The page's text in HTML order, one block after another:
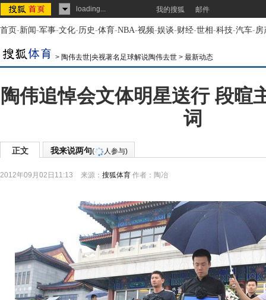
loading... 我的搜狐 邮件
首页-新闻-军事-文化-历史-体育-NBA-视频-娱谈-财经-世相-科技-汽车-房
> 陶伟去世|央视著名足球解说陶伟去世 > 最新动态
陶伟追悼会文体明星送行 段暄
词
正文 我来说两句( 人参与)
2012年09月02日11:13 来源： 搜狐体育 作者：陶冶